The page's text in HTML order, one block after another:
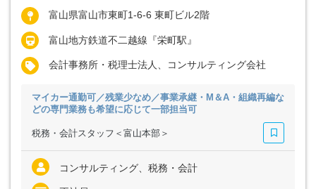
富山県富山市東町1-6-6 東町ビル2階
富山地方鉄道不二越線『栄町駅』
会計事務所・税理士法人、コンサルティング会社
マイカー通勤可／残業少なめ／事業承継・M＆A・組織再編な
どの専門業務も希望に応じて一部担当可
税務・会計スタッフ＜富山本部＞
コンサルティング、税務・会計